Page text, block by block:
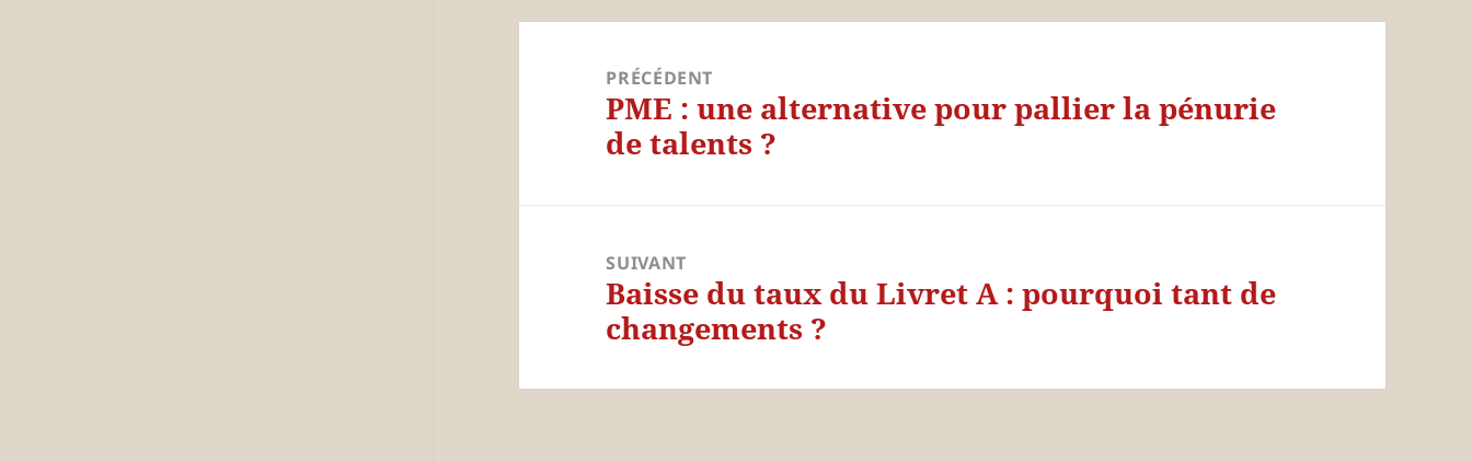
PRÉCÉDENT
Article
précédent :
PME : une alternative pour pallier la pénurie
de talents ?
SUIVANT
Article
suivant :
Baisse du taux du Livret A : pourquoi tant de
changements ?